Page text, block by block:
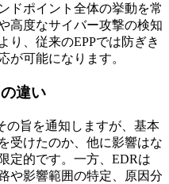
ドポイント全体の挙動を常
高度なサイバー攻撃の検知
り、従来のEPPでは防ぎき
が可能になります。
違い
の旨を通知しますが、基本
受けたのか、他に影響はな
定的です。一方、EDRは
や影響範囲の特定、原因分